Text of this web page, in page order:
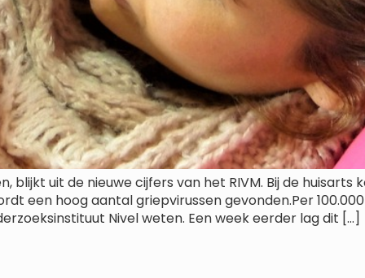
uit de nieuwe cijfers van het RIVM. Bij de
een hoog aantal griepvirussen gevonden.Per
Nivel weten. Een week eerder lag dit […]